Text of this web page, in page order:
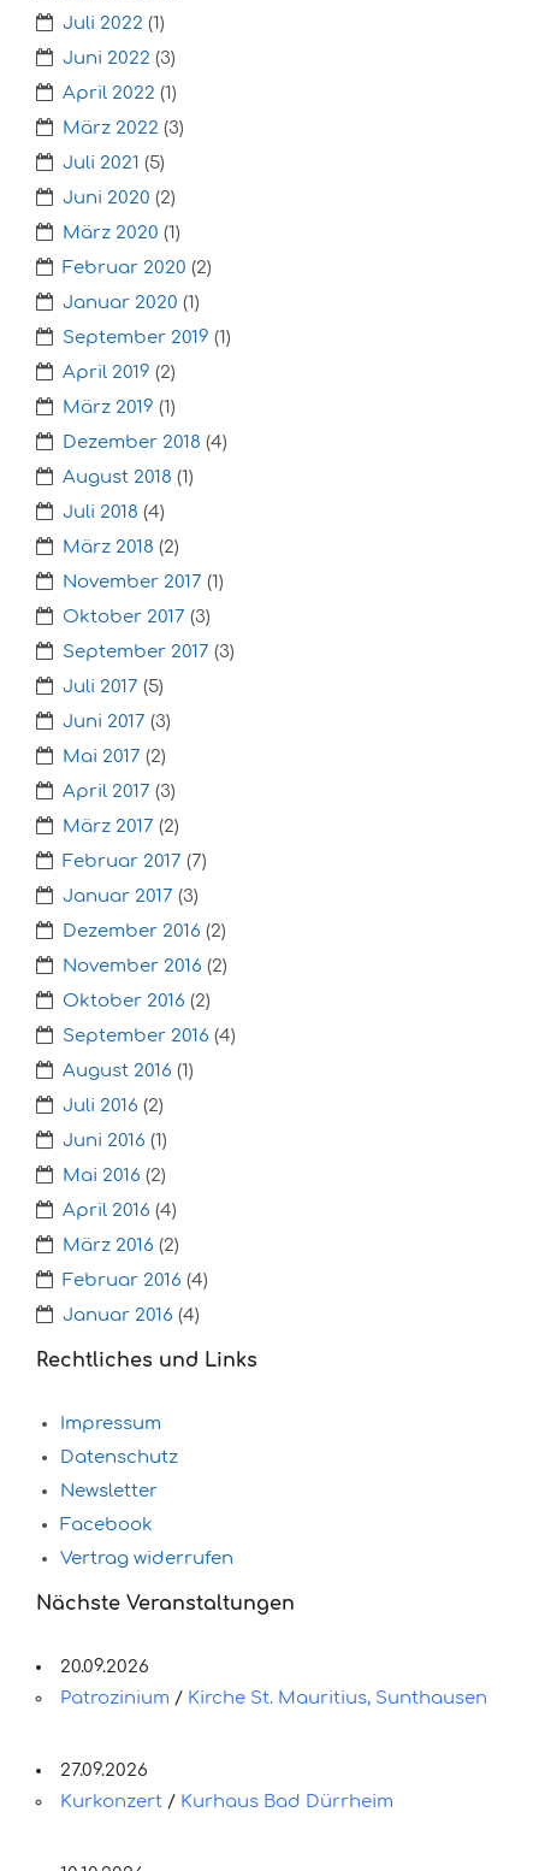
Juli 2022 (1)
Juni 2022 (3)
April 2022 (1)
März 2022 (3)
Juli 2021 (5)
Juni 2020 (2)
März 2020 (1)
Februar 2020 (2)
Januar 2020 (1)
September 2019 (1)
April 2019 (2)
März 2019 (1)
Dezember 2018 (4)
August 2018 (1)
Juli 2018 (4)
März 2018 (2)
November 2017 (1)
Oktober 2017 (3)
September 2017 (3)
Juli 2017 (5)
Juni 2017 (3)
Mai 2017 (2)
April 2017 (3)
März 2017 (2)
Februar 2017 (7)
Januar 2017 (3)
Dezember 2016 (2)
November 2016 (2)
Oktober 2016 (2)
September 2016 (4)
August 2016 (1)
Juli 2016 (2)
Juni 2016 (1)
Mai 2016 (2)
April 2016 (4)
März 2016 (2)
Februar 2016 (4)
Januar 2016 (4)
Rechtliches und Links
Impressum
Datenschutz
Newsletter
Facebook
Vertrag widerrufen
Nächste Veranstaltungen
20.09.2026
Patrozinium / Kirche St. Mauritius, Sunthausen
27.09.2026
Kurkonzert / Kurhaus Bad Dürrheim